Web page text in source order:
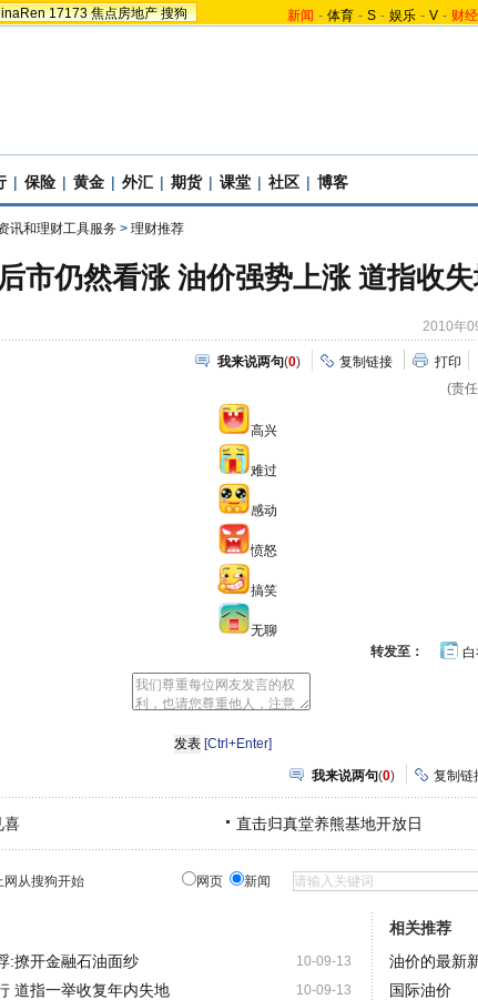
17173 焦点房地产 搜狗 新闻 - 体育 - S - 娱乐 - V - 财经
| 保险 | 黄金 | 外汇 | 期货 | 课堂 | 社区 | 博客
讯和理财工具服务 > 理财推荐
市仍然看涨 油价强势上涨 道指收
2010年
我来说两句(0) 复制链接 打印
(责
高兴
难过
感动
愤怒
搞笑
无聊
转发至：
[Ctrl+Enter]
我来说两句(0) 复制链
喜 直击归真堂养熊基地开放日
网从搜狗开始 网页 新闻
10-09-13
:撩开金融石油面纱
10-09-13
道指一举收复年内失地
相关推荐
油价的最新
国际油价